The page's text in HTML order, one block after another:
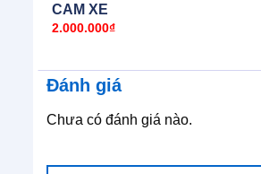
CAM XE
2.000.000₫
Đánh giá
Chưa có đánh giá nào.